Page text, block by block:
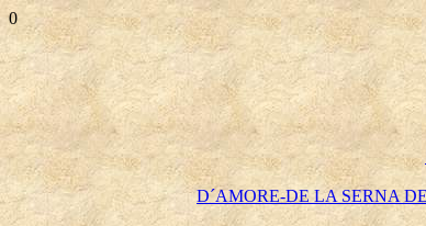
0
D´AMORE-DE LA SERNA